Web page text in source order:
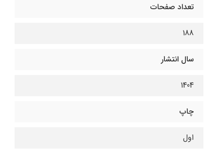
تعداد صفحات
188
سال انتشار
1404
چاپ
اول